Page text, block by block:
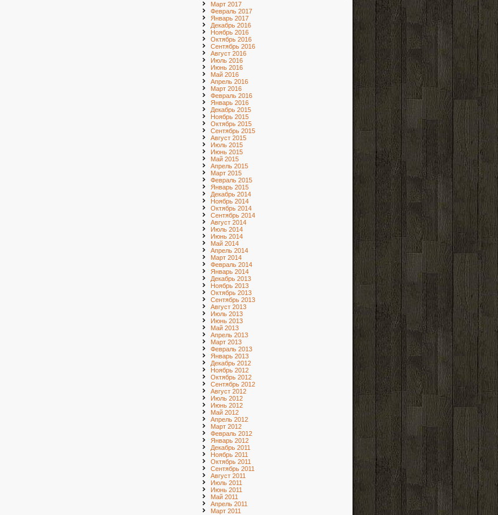
Март 2017
Февраль 2017
Январь 2017
Декабрь 2016
Ноябрь 2016
Октябрь 2016
Сентябрь 2016
Август 2016
Июль 2016
Июнь 2016
Май 2016
Апрель 2016
Март 2016
Февраль 2016
Январь 2016
Декабрь 2015
Ноябрь 2015
Октябрь 2015
Сентябрь 2015
Август 2015
Июль 2015
Июнь 2015
Май 2015
Апрель 2015
Март 2015
Февраль 2015
Январь 2015
Декабрь 2014
Ноябрь 2014
Октябрь 2014
Сентябрь 2014
Август 2014
Июль 2014
Июнь 2014
Май 2014
Апрель 2014
Март 2014
Февраль 2014
Январь 2014
Декабрь 2013
Ноябрь 2013
Октябрь 2013
Сентябрь 2013
Август 2013
Июль 2013
Июнь 2013
Май 2013
Апрель 2013
Март 2013
Февраль 2013
Январь 2013
Декабрь 2012
Ноябрь 2012
Октябрь 2012
Сентябрь 2012
Август 2012
Июль 2012
Июнь 2012
Май 2012
Апрель 2012
Март 2012
Февраль 2012
Январь 2012
Декабрь 2011
Ноябрь 2011
Октябрь 2011
Сентябрь 2011
Август 2011
Июль 2011
Июнь 2011
Май 2011
Апрель 2011
Март 2011